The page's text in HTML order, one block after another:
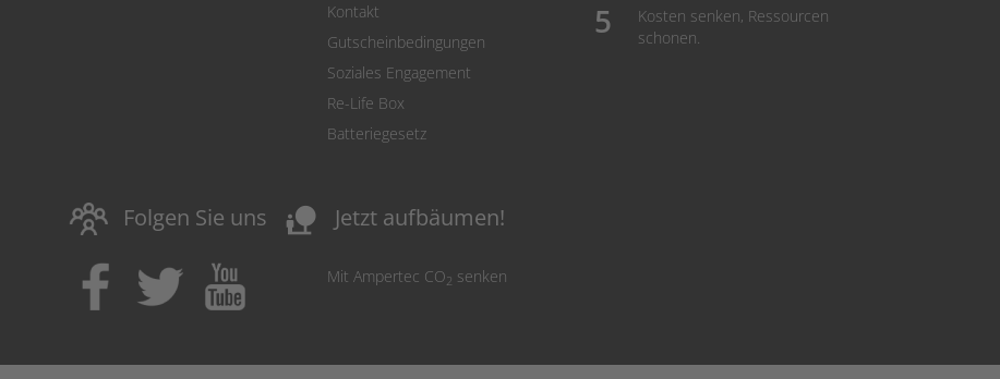
Kontakt
Gutscheinbedingungen
Soziales Engagement
Re-Life Box
Batteriegesetz
Kosten senken, Ressourcen
schonen.
Folgen Sie uns nature_people Jetzt aufbäumen!
Mit Ampertec CO2 senken